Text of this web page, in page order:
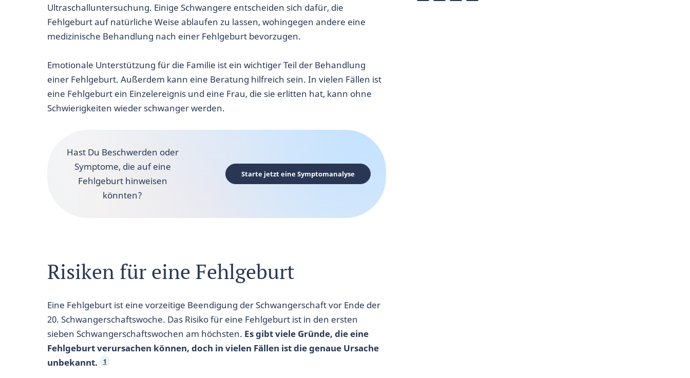
Ultraschalluntersuchung. Einige Schwangere entscheiden sich dafür, die
Fehlgeburt auf natürliche Weise ablaufen zu lassen, wohingegen andere eine
medizinische Behandlung nach einer Fehlgeburt bevorzugen.
Emotionale Unterstützung für die Familie ist ein wichtiger Teil der Behandlung
einer Fehlgeburt. Außerdem kann eine Beratung hilfreich sein. In vielen Fällen ist
eine Fehlgeburt ein Einzelereignis und eine Frau, die sie erlitten hat, kann ohne
Schwierigkeiten wieder schwanger werden.
Hast Du Beschwerden oder
Symptome, die auf eine
Fehlgeburt hinweisen
könnten?
Starte jetzt eine Symptomanalyse
Risiken für eine Fehlgeburt
Eine Fehlgeburt ist eine vorzeitige Beendigung der Schwangerschaft vor Ende der
20. Schwangerschaftswoche. Das Risiko für eine Fehlgeburt ist in den ersten
sieben Schwangerschaftswochen am höchsten. Es gibt viele Gründe, die eine
Fehlgeburt verursachen können, doch in vielen Fällen ist die genaue Ursache
unbekannt.
1